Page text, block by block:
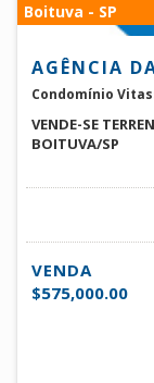
Boituva - SP
AGÊNCIA
Condomínio
VENDE-SE
BOITUVA/SP
VENDA
$575,000.00